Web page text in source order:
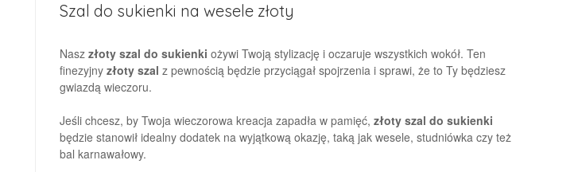
Szal do sukienki na wesele złoty
Nasz złoty szal do sukienki ożywi Twoją stylizację i oczaruje wszystkich wokół. Ten
finezyjny złoty szal z pewnością będzie przyciągał spojrzenia i sprawi, że to Ty będziesz
gwiazdą wieczoru.
Jeśli chcesz, by Twoja wieczorowa kreacja zapadła w pamięć, złoty szal do sukienki
będzie stanowił idealny dodatek na wyjątkową okazję, taką jak wesele, studniówka czy też
bal karnawałowy.